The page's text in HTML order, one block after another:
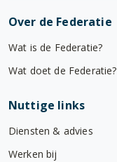
Over de Federatie
Wat is de Federatie?
Wat doet de Federatie?
Nuttige links
Diensten & advies
Werken bij